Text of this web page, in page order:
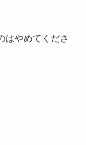
はやめてくださ